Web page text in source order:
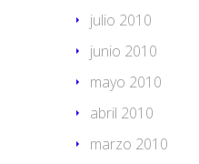
julio 2010
junio 2010
mayo 2010
abril 2010
marzo 2010